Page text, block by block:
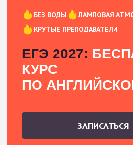
БЕЗ ВОДЫ
ЛАМПОВАЯ
КРУТЫЕ ПРЕПОДАВАТЕЛИ
ЕГЭ 2027:
КУРС
ПО
ЗАПИСАТЬСЯ